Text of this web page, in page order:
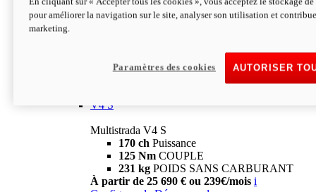
V4
229 KgPOIDS SANS CARBURANT
V4 S
Multistrada V4 S
170 ch Puissance
125 Nm COUPLE
231 kg POIDS SANS CARBURANT
À partir de 25 690 € ou 239€/mois i
pour améliorer la navigation sur le site, analyser son utilisation et
marketing.
AUTORISER
Paramètres des cookies